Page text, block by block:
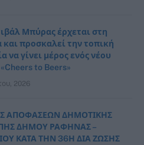
Μπύρας έρχεται στη
και προσκαλεί την τοπική
να γίνει μέρος ενός νέου
to Beers»
2026
ΑΠΟΦΑΣΕΩΝ ΔΗΜΟΤΙΚΗΣ
ΔΗΜΟΥ ΡΑΦΗΝΑΣ –
ΚΑΤΑ ΤΗΝ 36Η ΔΙΑ ΖΩΣΗΣ